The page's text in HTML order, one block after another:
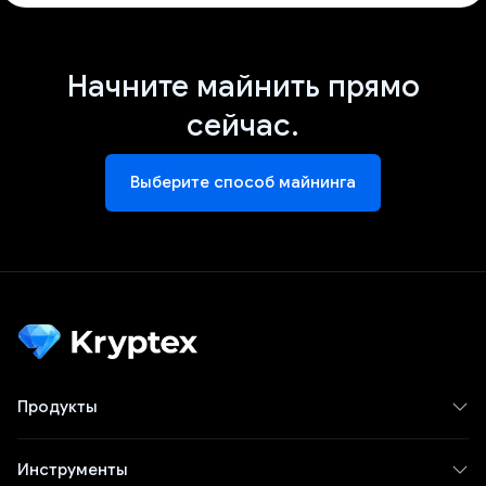
Начните майнить прямо
сейчас.
Выберите способ майнинга
Продукты
Инструменты